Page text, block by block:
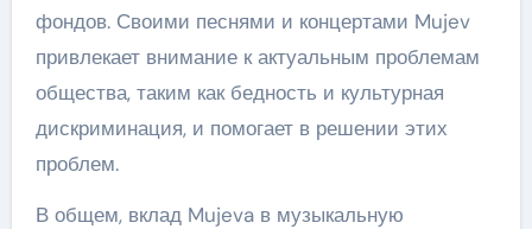
фондов. Своими песнями и концертами Mujev
привлекает внимание к актуальным проблемам
общества, таким как бедность и культурная
дискриминация, и помогает в решении этих
проблем.
В общем, вклад Mujeva в музыкальную